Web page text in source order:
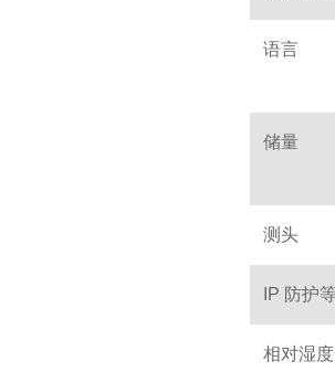
语言
储量
测头
IP 防护
相对湿度